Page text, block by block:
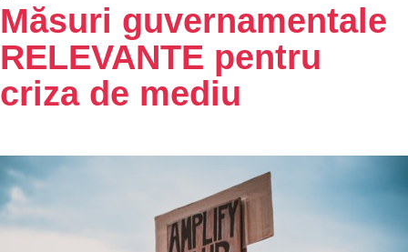
Măsuri guvernamentale
RELEVANTE pentru
criza de mediu